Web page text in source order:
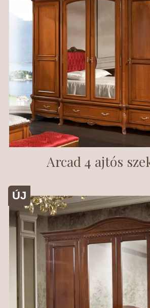
Arcad 4 ajtós
ÚJ